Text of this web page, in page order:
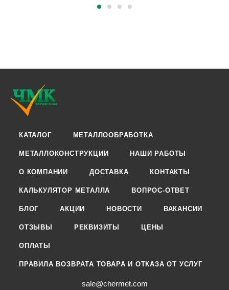
КАТАЛОГ МЕТАЛЛООБРАБОТКА
МЕТАЛЛОКОНСТРУКЦИИ НАШИ РАБОТЫ
О КОМПАНИИ ДОСТАВКА КОНТАКТЫ
КАЛЬКУЛЯТОР МЕТАЛЛА ВОПРОС-ОТВЕТ
БЛОГ АКЦИИ НОВОСТИ ВАКАНСИИ
ОТЗЫВЫ РЕКВИЗИТЫ ЦЕНЫ
ОПЛАТЫ
ПРАВИЛА ВОЗВРАТА ТОВАРА И ОТКАЗА ОТ УСЛУГ
sale@chermet.com